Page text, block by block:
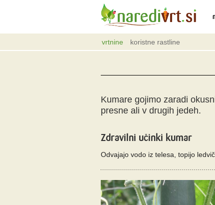
vrtnine koristne rastline
Kumare gojimo zaradi
presne ali v drugih jedeh.
Zdravilni učinki kumar
Odvajajo vodo iz telesa, topijo